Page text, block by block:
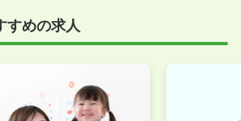
ことは可能ですので、お気軽にお申し
すめの求人